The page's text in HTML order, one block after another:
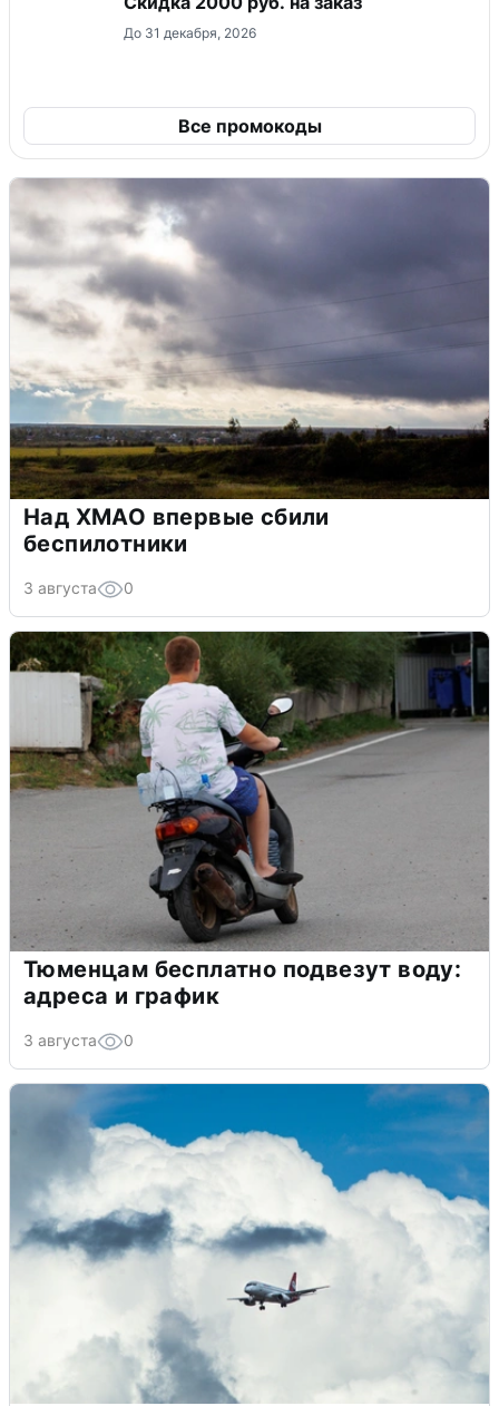
До 31 декабря, 2026
Все промокоды
Над ХМАО впервые сбили
беспилотники
3 августа 0
Тюменцам бесплатно подвезут воду:
адреса и график
3 августа 0